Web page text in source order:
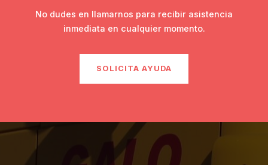
No dudes en llamarnos para recibir asistencia
inmediata en cualquier momento.
SOLICITA AYUDA